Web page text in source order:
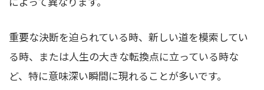
重要な決断を迫られている時、新しい道を模索してい
る時、または人生の大きな転換点に立っている時な
ど、特に意味深い瞬間に現れることが多いです。